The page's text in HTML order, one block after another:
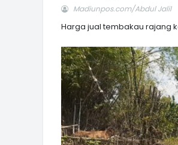
Madiunpos.com/Abdul Jalil
Harga jual tembakau rajang